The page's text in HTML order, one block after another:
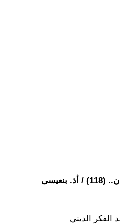
(12) في الدين والقيم والإنسان.. (118) / أذ. بنعيسى
الفكر الديني